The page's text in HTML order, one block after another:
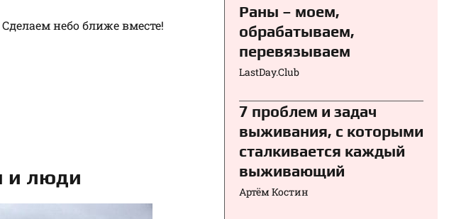
небо ближе вместе!
и люди
Раны – моем,
обрабатываем,
перевязываем⁠⁠
LastDay.Club
7 проблем и задач
выживания, с которыми
сталкивается каждый
выживающий
Артём Костин